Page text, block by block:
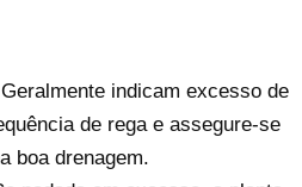
Geralmente indicam excesso de
de rega e assegure-se
boa drenagem.